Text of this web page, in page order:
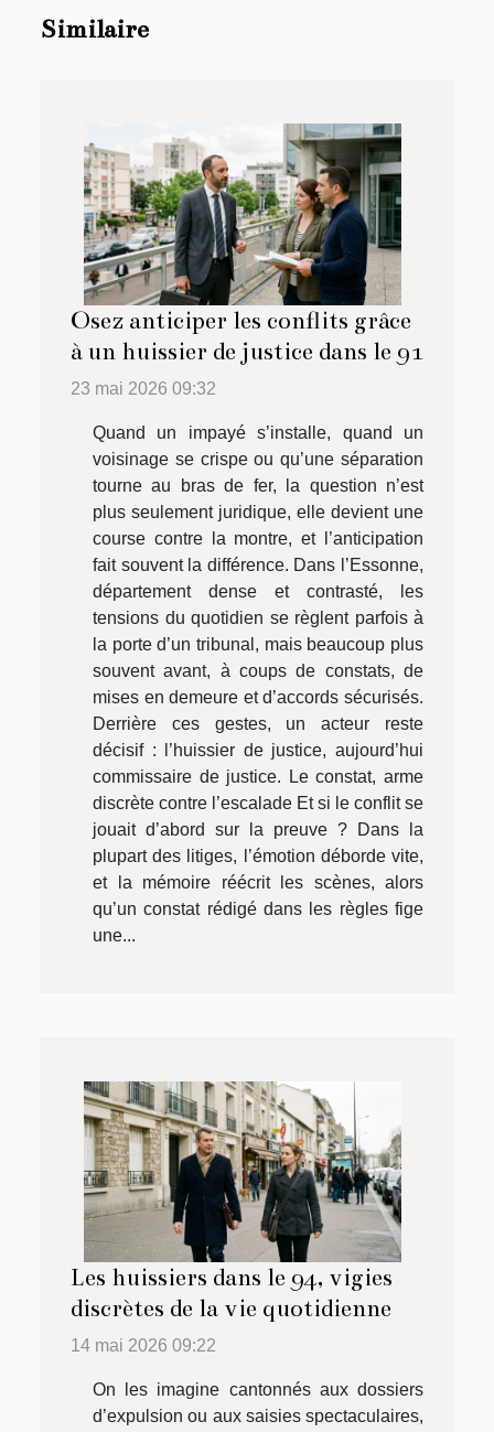
Similaire
Osez anticiper les conflits grâce
à un huissier de justice dans le 91
23 mai 2026 09:32
Quand un impayé s’installe, quand un
voisinage se crispe ou qu’une séparation
tourne au bras de fer, la question n’est
plus seulement juridique, elle devient une
course contre la montre, et l’anticipation
fait souvent la différence. Dans l’Essonne,
département dense et contrasté, les
tensions du quotidien se règlent parfois à
la porte d’un tribunal, mais beaucoup plus
souvent avant, à coups de constats, de
mises en demeure et d’accords sécurisés.
Derrière ces gestes, un acteur reste
décisif : l’huissier de justice, aujourd’hui
commissaire de justice. Le constat, arme
discrète contre l’escalade Et si le conflit se
jouait d’abord sur la preuve ? Dans la
plupart des litiges, l’émotion déborde vite,
et la mémoire réécrit les scènes, alors
qu’un constat rédigé dans les règles fige
une...
Les huissiers dans le 94, vigies
discrètes de la vie quotidienne
14 mai 2026 09:22
On les imagine cantonnés aux dossiers
d’expulsion ou aux saisies spectaculaires,